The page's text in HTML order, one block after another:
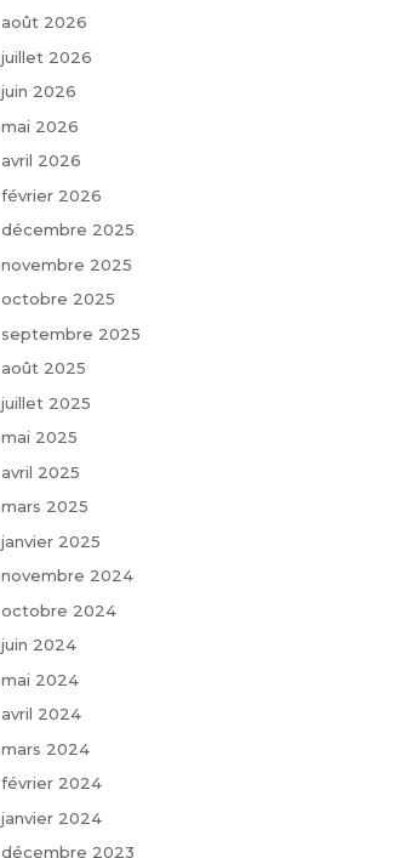
août 2026
juillet 2026
juin 2026
mai 2026
avril 2026
février 2026
décembre 2025
novembre 2025
octobre 2025
septembre 2025
août 2025
juillet 2025
mai 2025
avril 2025
mars 2025
janvier 2025
novembre 2024
octobre 2024
juin 2024
mai 2024
avril 2024
mars 2024
février 2024
janvier 2024
décembre 2023